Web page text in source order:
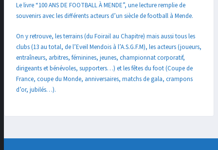
Le livre “100 ANS DE FOOTBALL À MENDE”, une lecture remplie de
souvenirs avec les différents acteurs d’un siècle de football à Mende.
On y retrouve, les terrains (du Foirail au Chapitre) mais aussi tous les
clubs (13 au total, de l’Eveil Mendois à l’A.S.G.F.M), les acteurs (joueurs,
entraîneurs, arbitres, féminines, jeunes, championnat corporatif,
dirigeants et bénévoles, supporters…) et les fêtes du foot (Coupe de
France, coupe du Monde, anniversaires, matchs de gala, crampons
d’or, jubilés…).